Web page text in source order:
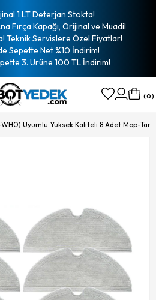
1 LT Deterjan Stokta!
Fırça Kapağı, Orijinal ve Muadil
Teknik Servislere Özel Fiyatlar!
Sepette Net %10 İndirim!
3. Ürüne 100 TL İndirim!
0